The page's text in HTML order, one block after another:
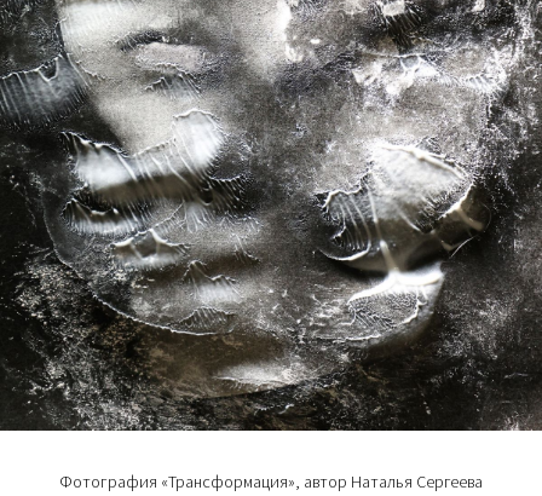
Фотография «Трансформация», автор Наталья Сергеева